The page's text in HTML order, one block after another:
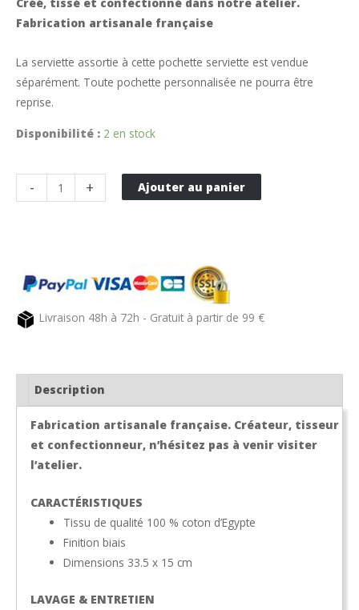
Créé, tissé et confectionné dans notre atelier.
Fabrication artisanale française
La serviette assortie à cette pochette serviette est vendue
séparément. Toute pochette personnalisée ne pourra être
reprise.
Disponibilité : 2 en stock
-
de
CAMON
+ Ajouter au panier
Livraison 48h à 72h - Gratuit à partir de 99 €
Description
Fabrication artisanale française. Créateur, tisseur
et confectionneur, n’hésitez pas à venir visiter
l’atelier.
CARACTÉRISTIQUES
Tissu de qualité 100 % coton d’Egypte
Finition biais
Dimensions 33.5 x 15 cm
LAVAGE & ENTRETIEN